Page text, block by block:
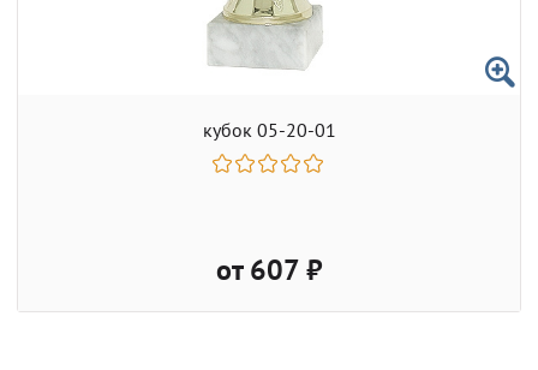
кубок 05-20-01
от 607 ₽